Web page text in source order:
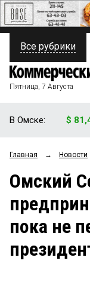
ПОЛИТИКА
ФИНАНСЫ
ОБЩЕСТВО
ЗАКОН
НОВОСТИ
Все рубрики
Пятница, 7 Августа
В Омске: $
Главная → Новости
Омский
пока не